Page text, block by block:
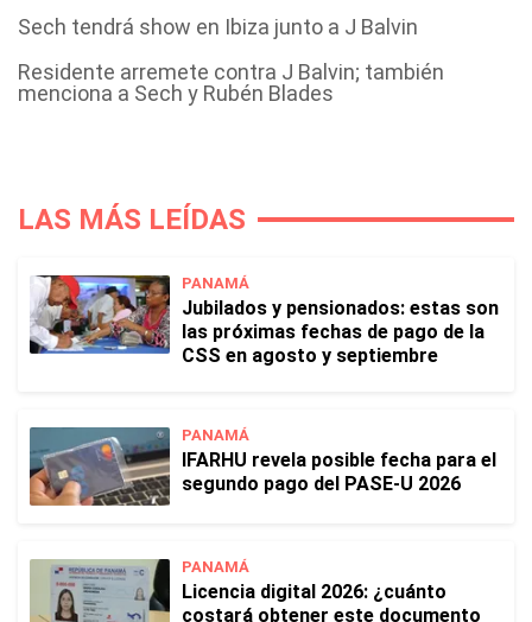
Sech tendrá show en Ibiza junto a J Balvin
Residente arremete contra J Balvin; también
menciona a Sech y Rubén Blades
LAS MÁS LEÍDAS
PANAMÁ
Jubilados y pensionados: estas son
las próximas fechas de pago de la
CSS en agosto y septiembre
PANAMÁ
IFARHU revela posible fecha para el
segundo pago del PASE-U 2026
PANAMÁ
Licencia digital 2026: ¿cuánto
costará obtener este documento